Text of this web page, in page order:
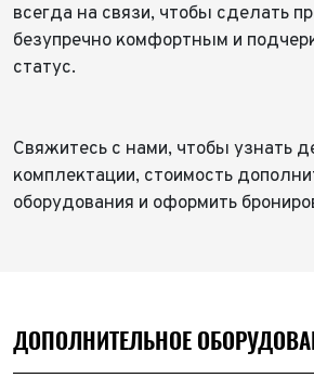
всегда на связи, чтобы сделать
безупречно комфортным и
статус.
Свяжитесь с нами, чтобы узнать
комплектации, стоимость
оборудования и оформить
ДОПОЛНИТЕЛЬНОЕ